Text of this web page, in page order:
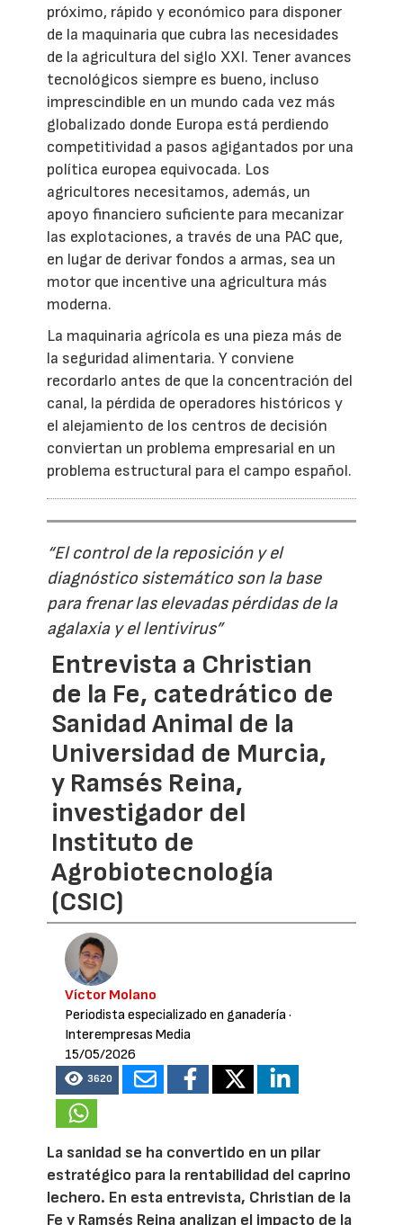
próximo, rápido y económico para disponer
de la maquinaria que cubra las necesidades
de la agricultura del siglo XXI. Tener avances
tecnológicos siempre es bueno, incluso
imprescindible en un mundo cada vez más
globalizado donde Europa está perdiendo
competitividad a pasos agigantados por una
política europea equivocada. Los
agricultores necesitamos, además, un
apoyo financiero suficiente para mecanizar
las explotaciones, a través de una PAC que,
en lugar de derivar fondos a armas, sea un
motor que incentive una agricultura más
moderna.
La maquinaria agrícola es una pieza más de
la seguridad alimentaria. Y conviene
recordarlo antes de que la concentración del
canal, la pérdida de operadores históricos y
el alejamiento de los centros de decisión
conviertan un problema empresarial en un
problema estructural para el campo español.
“El control de la reposición y el
diagnóstico sistemático son la base
para frenar las elevadas pérdidas de la
agalaxia y el lentivirus”
Entrevista a Christian
de la Fe, catedrático de
Sanidad Animal de la
Universidad de Murcia,
y Ramsés Reina,
investigador del
Instituto de
Agrobiotecnología
(CSIC)
Víctor Molano
Periodista especializado en ganadería·
Interempresas Media
15/05/2026
3620
La sanidad se ha convertido en un pilar
estratégico para la rentabilidad del caprino
lechero. En esta entrevista, Christian de la
Fe y Ramsés Reina analizan el impacto de la